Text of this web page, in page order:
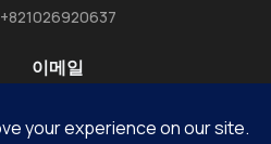
+821026920637
이메일